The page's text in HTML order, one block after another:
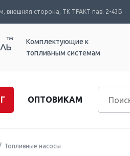
внешняя сторона, ТК ТРАКТ пав. 2-43Б
Комплектующие к
топливным системам
ОПТОВИКАМ
Топливные насосы